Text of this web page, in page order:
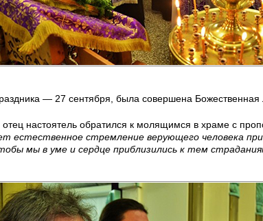
— 27 сентября, была совершена Божественная
настоятель обратился к молящимся в храме с
естественное стремление верующего человека
мы в уме и сердце приблизились к тем